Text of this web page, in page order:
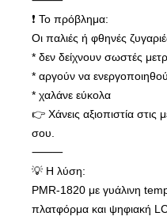
❗ Το πρόβλημα:
Οι παλιές ή φθηνές
* δεν δείχνουν σωστές
* αργούν να
* χαλάνε εύκολα
👉 Χάνεις αξιοπιστία στις
σου.
⸻
💡 Η λύση:
PMR-1820 με γυάλινη
πλατφόρμα και ψηφιακή